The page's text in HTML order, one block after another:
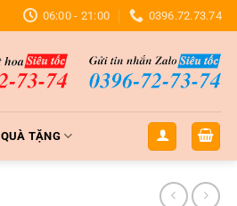
06:00 - 21:00 0396.72.73.74
QUÀ TẶNG